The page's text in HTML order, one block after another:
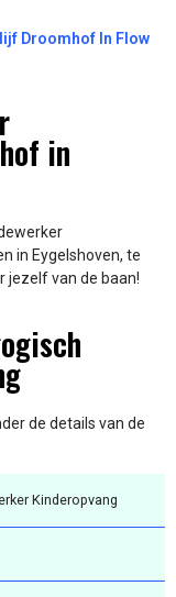
Droomhof In Flow
in
in Eygelshoven, te
jezelf van de baan!
de details van de
Kinderopvang